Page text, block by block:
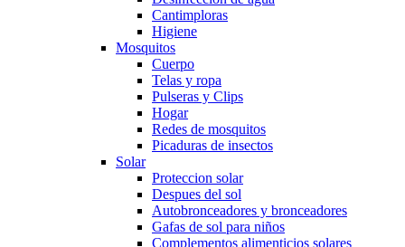
Cantimploras
Higiene
Mosquitos
Cuerpo
Telas y ropa
Pulseras y Clips
Hogar
Redes de mosquitos
Picaduras de insectos
Solar
Proteccion solar
Despues del sol
Autobronceadores y bronceadores
Gafas de sol para niños
Complementos alimenticios solares